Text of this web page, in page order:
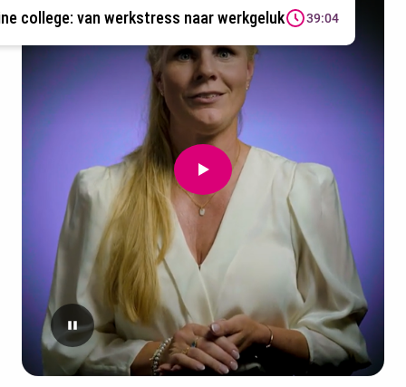
college: van werkstress naar werkgeluk 39:04